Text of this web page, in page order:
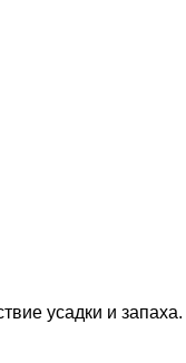
усадки и